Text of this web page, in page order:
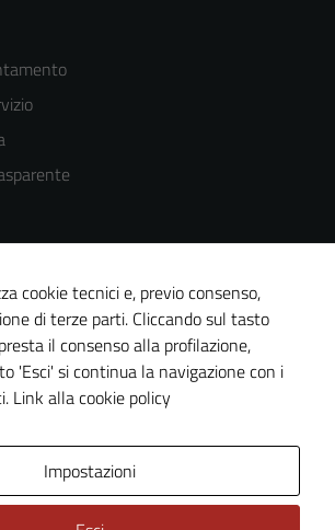
del sito
cookie tecnici e, previo consenso,
di terze parti. Cliccando sul tasto
il consenso alla profilazione,
'Esci' si continua la navigazione con i
Link alla cookie policy
Impostazioni